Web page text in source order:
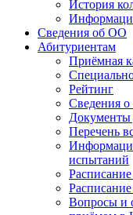
История
Сведения об ОО
Абитуриентам
Приёмная
Рейтинг
Сведения о
Документы
Перечень
испытаний
Вопросы и